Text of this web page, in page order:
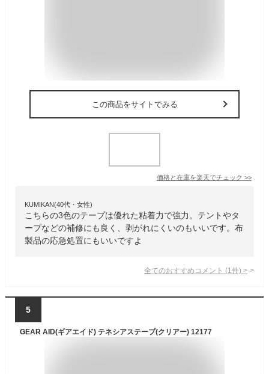
この商品をサイトでみる
価格と在庫を楽天でチェック >>
KUMIKAN(40代・女性)
こちらの3色のテープは優れた粘着力で強力。テントやタ
ープなどの補修にも良く、剥がれにくいのもいいです。布
製品の応急処置にもいいですよ
全てのおすすめコメント (1 件) >
5
GEAR AID(ギアエイド) テネシアステープ(クリアー) 12177